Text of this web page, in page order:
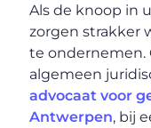
Als de knoop in
zorgen strakker
te ondernemen.
algemeen
advocaat voor
Antwerpen, bij